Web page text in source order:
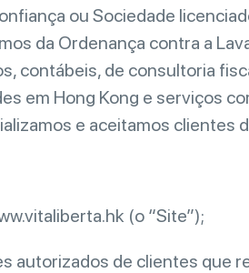
ou Sociedade
da Ordenança contra a
contábeis, de consultoria
em Hong Kong e serviços
e aceitamos clientes
(o “Site”);
autorizados de clientes que